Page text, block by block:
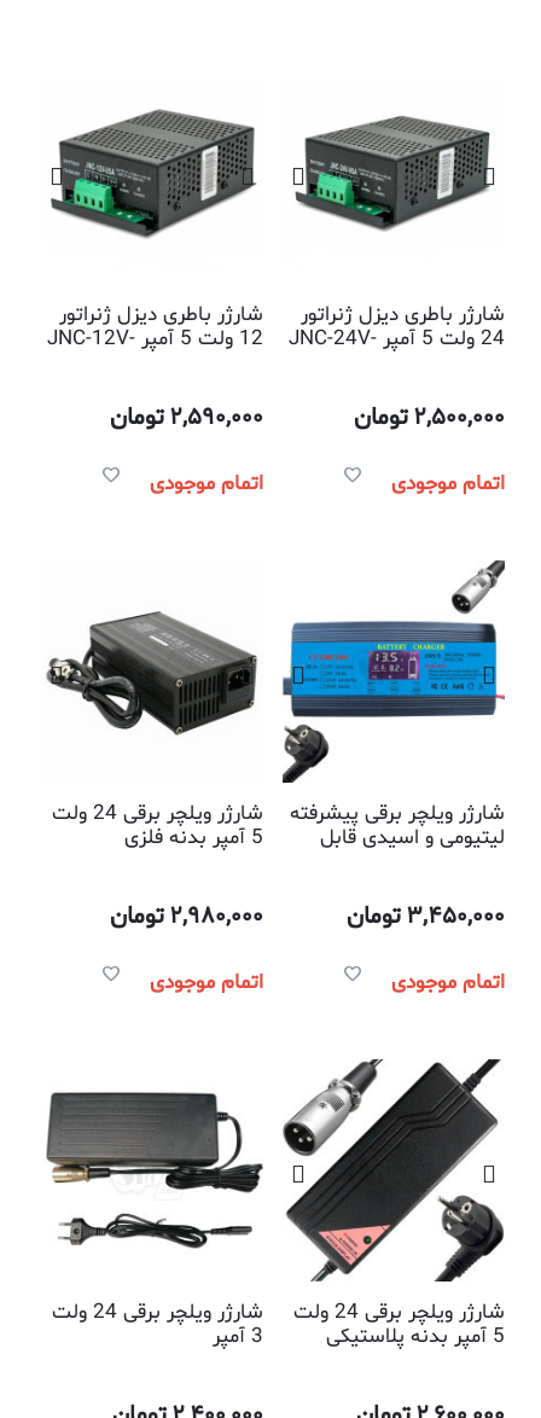
شارژر باطری دیزل ژنراتور
24 ولت 5 آمپر JNC-24V-
2,500,000تومان
اتمام موجودی
شارژر باطری دیزل ژنراتور
12 ولت 5 آمپر JNC-12V-
2,590,000تومان
اتمام موجودی
شارژر ویلچر برقی پیشرفته
لیتیومی و اسیدی قابل
3,450,000تومان
اتمام موجودی
شارژر ویلچر برقی 24 ولت
5 آمپر بدنه فلزی
2,980,000تومان
اتمام موجودی
شارژر ویلچر برقی 24 ولت
5 آمپر بدنه پلاستیکی
شارژر ویلچر برقی 24 ولت
3 آمپر